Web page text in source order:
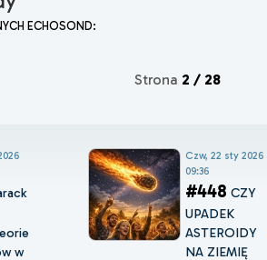
ECHOSOND:
Strona 2 / 28
w
Czw, 22 sty 2026
09:36
#448 CZY
UPADEK
ASTEROIDY
NA ZIEMIĘ